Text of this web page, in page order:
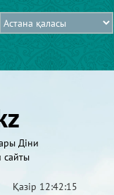
Діни
сайты
Қазір 12:42:15